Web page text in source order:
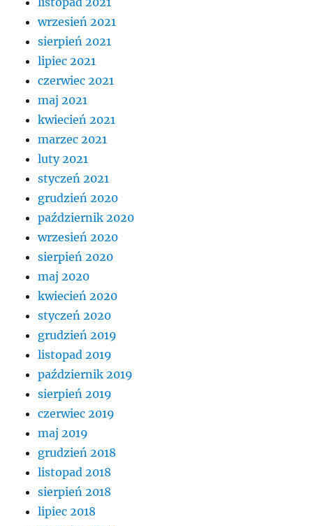
wrzesień 2021
sierpień 2021
lipiec 2021
czerwiec 2021
maj 2021
kwiecień 2021
marzec 2021
luty 2021
styczeń 2021
grudzień 2020
październik 2020
wrzesień 2020
sierpień 2020
maj 2020
kwiecień 2020
styczeń 2020
grudzień 2019
listopad 2019
październik 2019
sierpień 2019
czerwiec 2019
maj 2019
grudzień 2018
listopad 2018
sierpień 2018
lipiec 2018